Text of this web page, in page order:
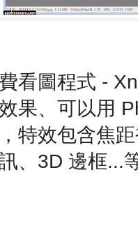
看圖程式 -
果、可以用
，特效包含焦
、3D 邊框...